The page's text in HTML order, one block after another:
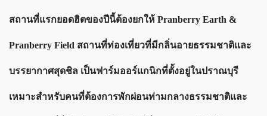
สถานที่แรกยอดฮิตของปีนี้ต้องยกให้ Pranberry Earth &
Pranberry Field สถานที่ท่องเที่ยวที่มีกลิ่นอายธรรมชาติและ
บรรยากาศสุดชิล เป็นฟาร์มออร์แกนิกที่ตั้งอยู่ในปราณบุรี
เหมาะสำหรับคนที่ต้องการพักผ่อนท่ามกลางธรรมชาติและ